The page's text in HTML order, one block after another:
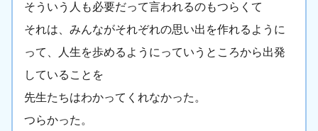
そういう人も必要だって言われるのもつらくて
それは、みんながそれぞれの思い出を作れるように
って、人生を歩めるようにっていうところから出発
していることを
先生たちはわかってくれなかった。
つらかった。